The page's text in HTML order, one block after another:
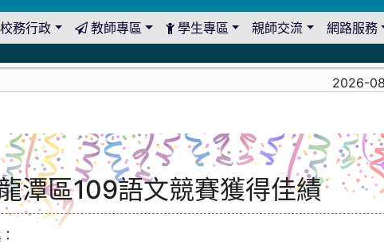
校務行政 教師專區 學生專區 親師交流 網路服務
2026-08-03
潭區109語文競賽獲得佳績